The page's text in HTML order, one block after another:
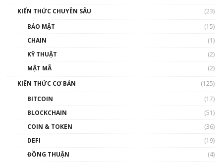
00:43:47
như thể nào?
00:39:31
Phổ cập Blockchain
KIẾN THỨC CHUYÊN SÂU
(23)
BẢO MẬT
(15)
CHAIN
(1)
KỸ THUẬT
(2)
MẬT MÃ
(2)
KIẾN THỨC CƠ BẢN
(125)
BITCOIN
(17)
BLOCKCHAIN
(51)
COIN & TOKEN
(36)
DEFI
(19)
ĐỒNG THUẬN
(4)